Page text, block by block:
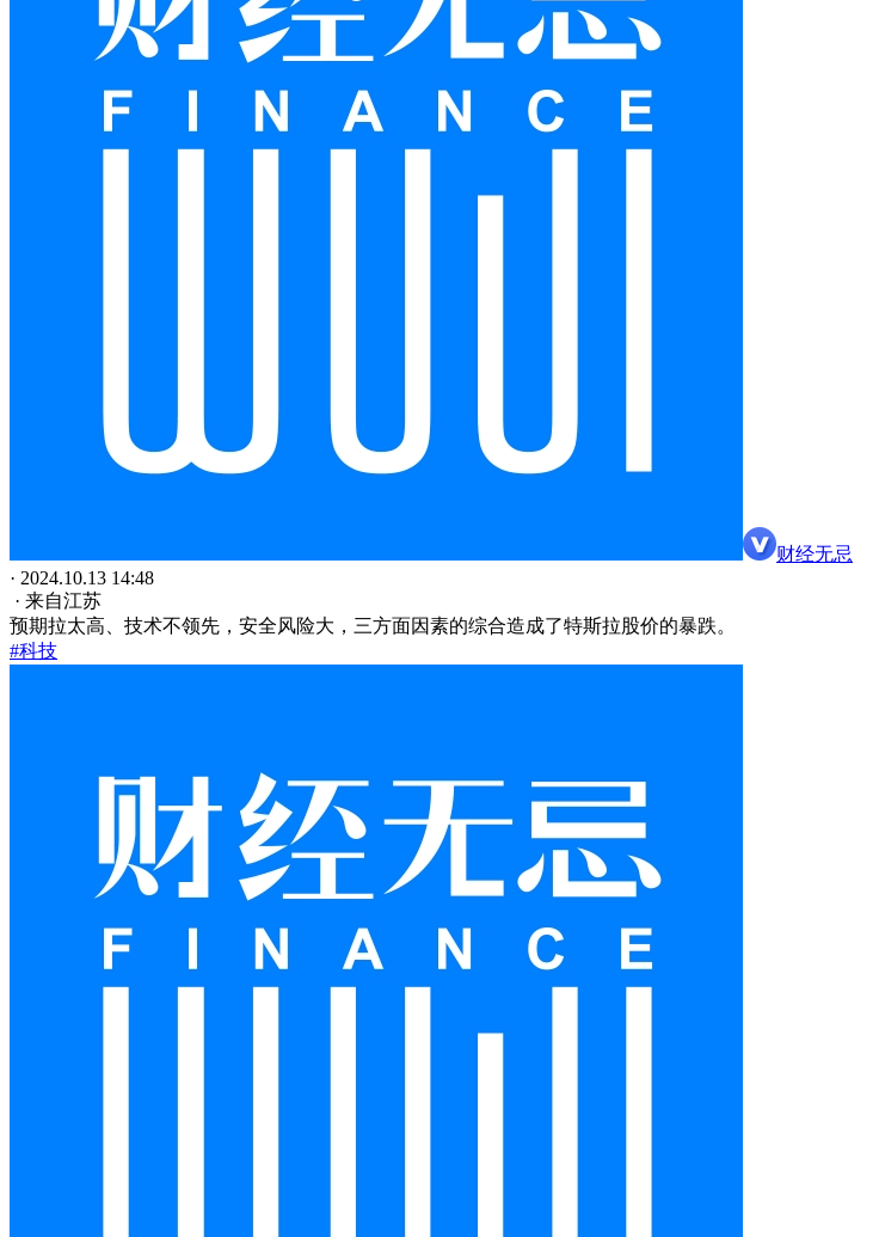
财经无忌
· 2024.10.13 14:48
· 来自江苏
预期拉太高、技术不领先，安全风险大，三方面因素的综合造成了特斯拉股价的暴跌。
#科技